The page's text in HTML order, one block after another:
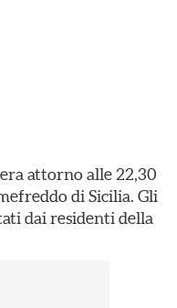
attorno alle 22,30
di Sicilia. Gli
dai residenti della